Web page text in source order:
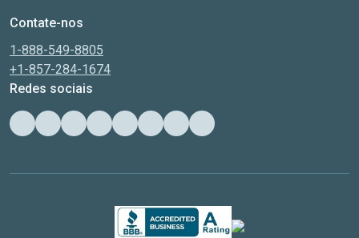
Contate-nos
1-888-549-8805
+1-857-284-1674
Redes sociais